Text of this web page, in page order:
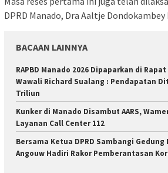
DPRD Manado, Dra Aaltje Dondokambey
BACAAN LAINNYA
RAPBD Manado 2026 Dipaparkan di
Wawali Richard Sualang : Pendapatan
Triliun
Kunker di Manado Disambut AARS,
Layanan Call Center 112
Bersama Ketua DPRD Sambangi Gedung
Angouw Hadiri Rakor Pemberantasan